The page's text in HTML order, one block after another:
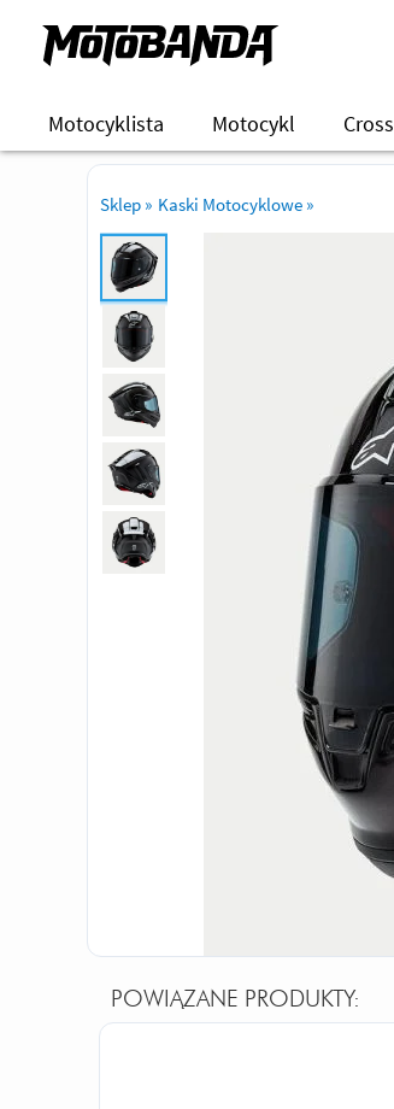
Motocyklista Motocykl Cross
Sklep » Kaski Motocyklowe »
POWIĄZANE PRODUKTY: